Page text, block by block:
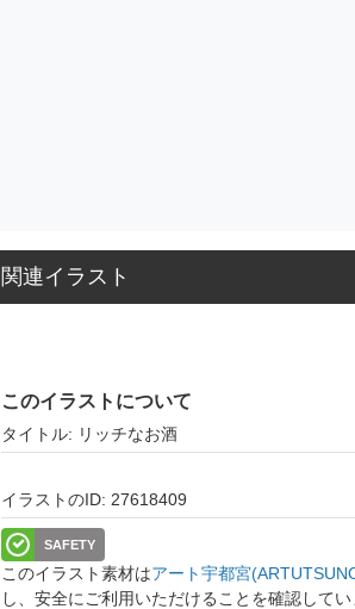
関連イラスト
このイラストについて
タイトル: リッチなお酒
イラストのID: 27618409
SAFETY
このイラスト素材はアート宇都宮
し、安全にご利用いただけることを確認してい